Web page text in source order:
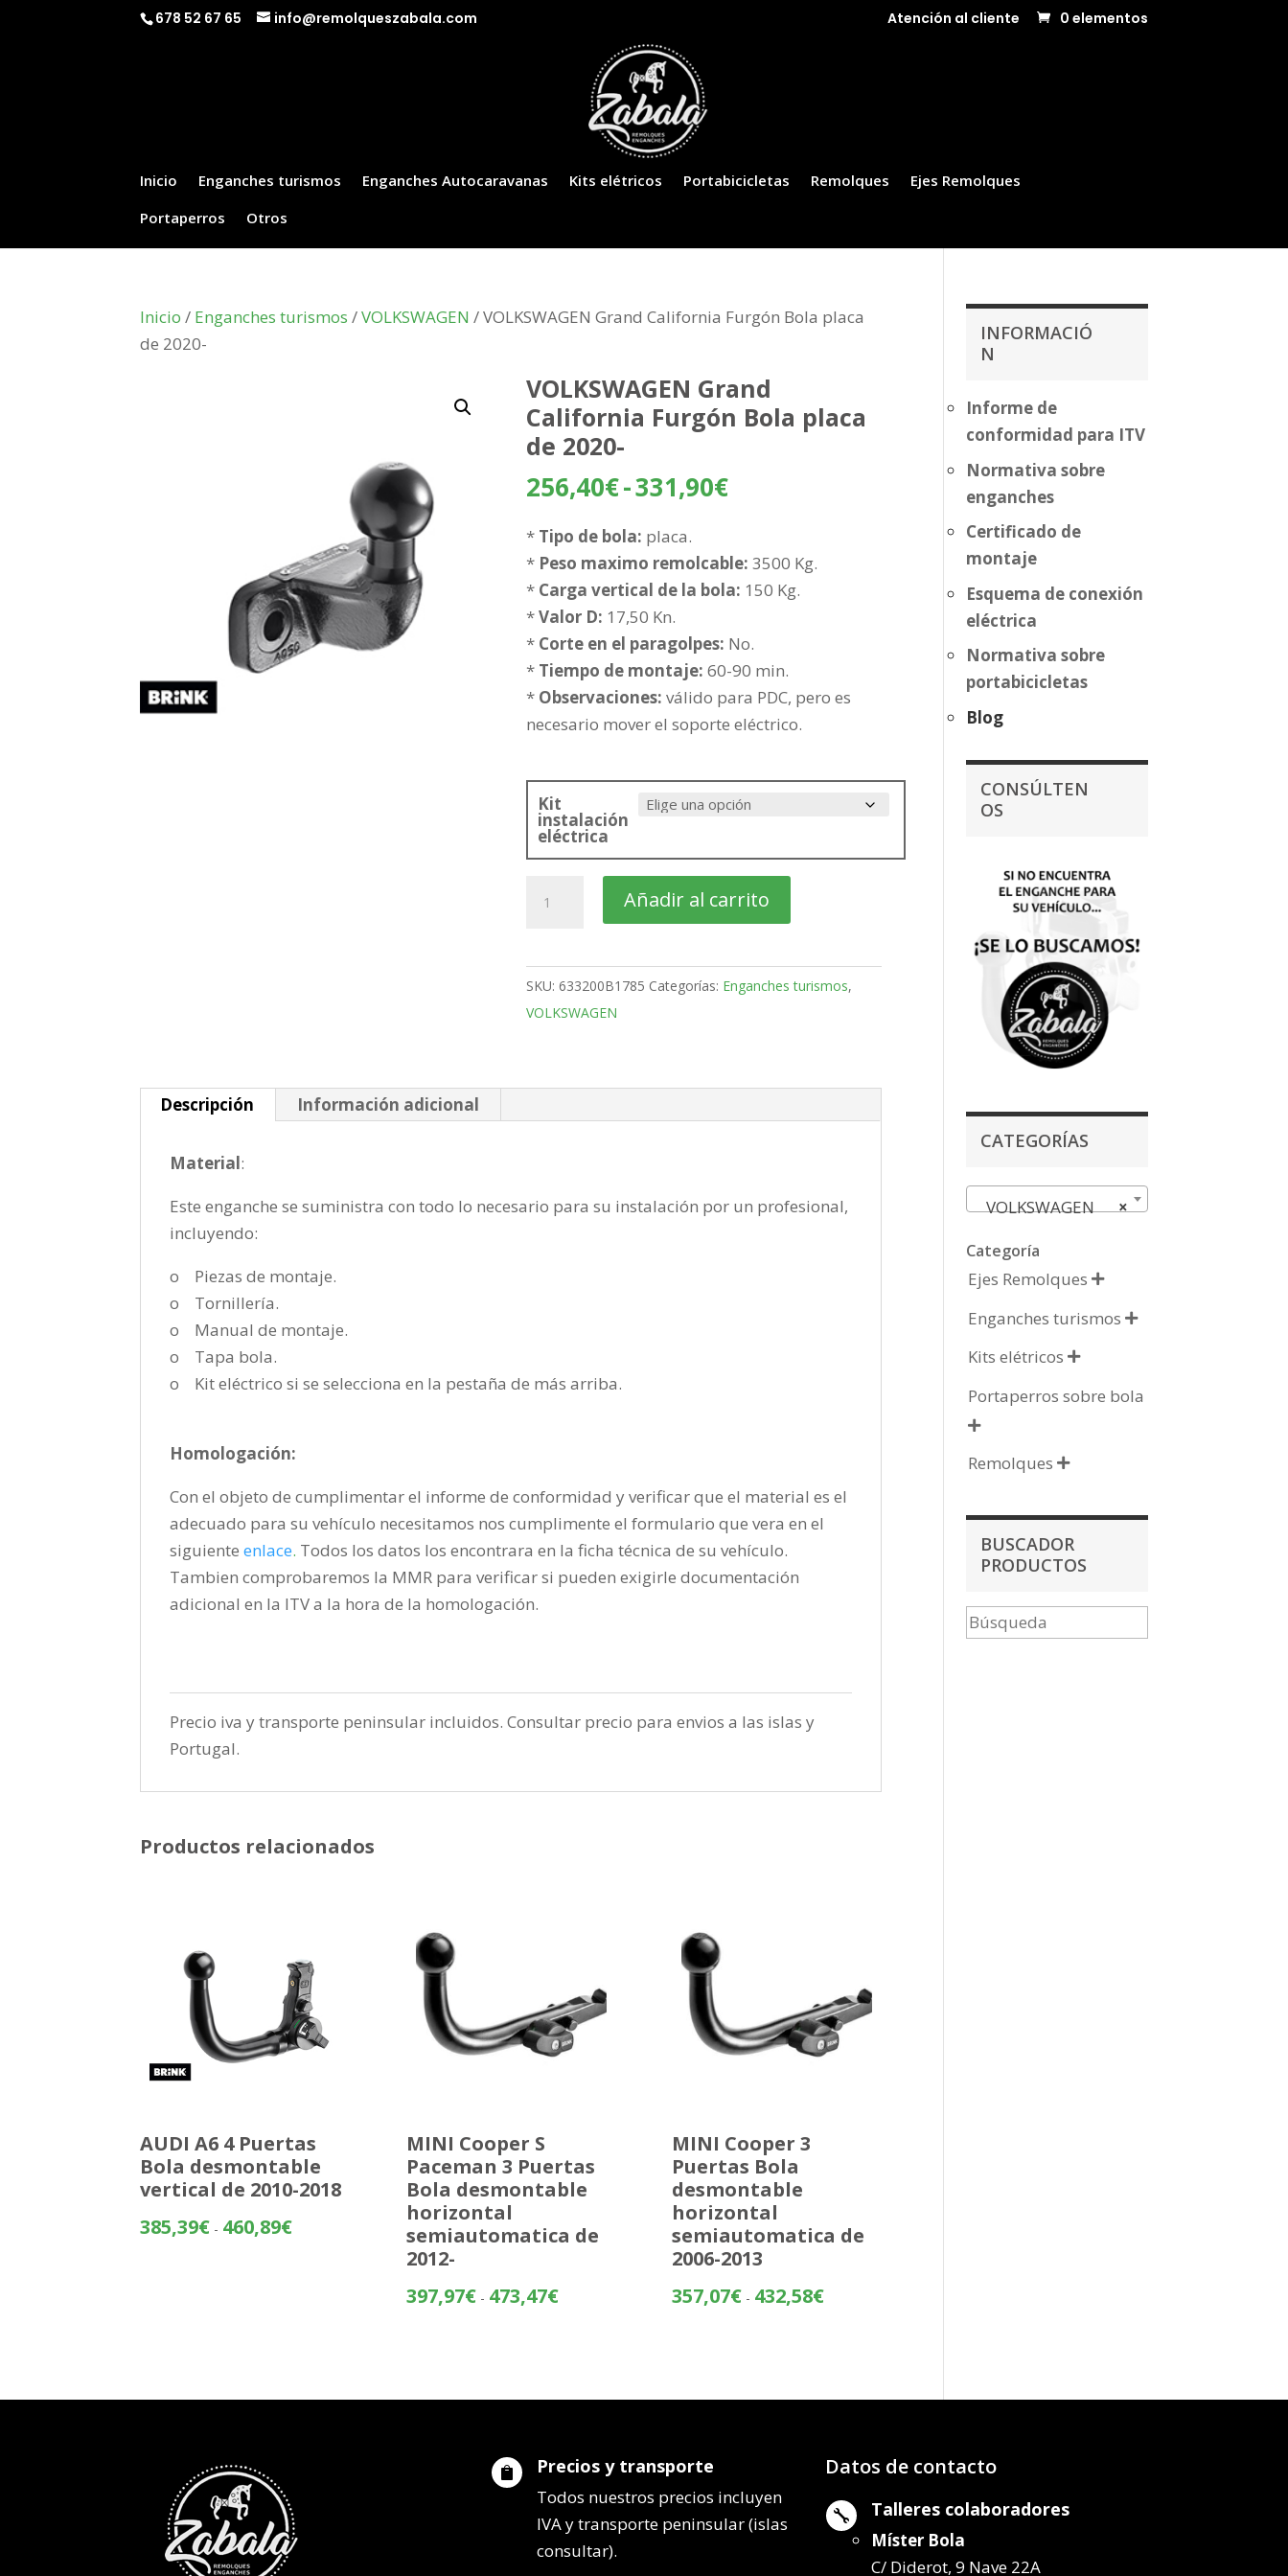
678 52 67 65 info@remolqueszabala.com Atención al cliente 0 elementos
Inicio Enganches turismos Enganches Autocaravanas Kits elétricos Portabicicletas Remolques
Ejes Remolques
Portaperros
Otros
Inicio / Enganches turismos /VOLKSWAGEN / VOLKSWAGEN Grand California Furgón Bola placa
de 2020-
VOLKSWAGEN Grand
California Furgón Bola placa
de 2020-
256,40€-331,90€Rango
desde
256,40€
331,90€
* Tipo de bola: placa.
* Peso maximo remolcable: 3500 Kg.
* Carga vertical de la bola: 150 Kg.
*Valor D: 17,50 Kn.
* Corte en el paragolpes: No.
* Tiempo de montaje: 60-90 min.
* Observaciones: válido para PDC, pero es
necesario mover el soporte eléctrico.
Kit
instalación
eléctrica
VOLKSWAGEN
Grand
Furgón
Bola
placa
Añadir al carrito
SKU: 633200B1785 Categorías: Enganches turismos,
VOLKSWAGEN
Descripción Información adicional
Material:
Este enganche se suministra con todo lo necesario para su instalación por un profesional,
incluyendo:
o Piezas de montaje.
o Tornillería.
o Manual de montaje.
o Tapa bola.
o Kit eléctrico si se selecciona en la pestaña de más arriba.
Homologación:
Con el objeto de cumplimentar el informe de conformidad y verificar que el material es el
adecuado para su vehículo necesitamos nos cumplimente el formulario que vera en el
siguienteenlace. Todos los datos los encontrara en la ficha técnica de su vehículo.
Tambien comprobaremos la MMR para verificar si pueden exigirle documentación
adicional en la ITV a la hora de la homologación.
Precio iva y transporte peninsular incluidos. Consultar precio para envios a las islas y
Portugal.
Productos relacionados
AUDI A6 4 Puertas
Bola desmontable
vertical de 2010-2018
385,39€ - 460,89€Rango
MINI Cooper S
Paceman 3 Puertas
Bola desmontable
horizontal
semiautomatica de
2012-
397,97€ - 473,47€Rango
hasta
MINI Cooper 3
Puertas Bola
desmontable
horizontal
semiautomatica de
2006-2013
357,07€ - 432,58€Rango
hasta
INFORMACIÓ
N
Informe de
conformidad para ITV
Normativa sobre
enganches
Certificado de
montaje
Esquema de conexión
eléctrica
Normativa sobre
portabicicletas
Blog
CONSÚLTEN
OS
CATEGORÍAS
×
VOLKSWAGEN
Categoría
Ejes Remolques 
Enganches turismos 
Kits elétricos 
Portaperros sobre bola

Remolques 
BUSCADOR
PRODUCTOS
 Precios y transporte
Todos nuestros precios incluyen
IVA y transporte peninsular (islas
consultar).
Datos de contacto
 Talleres colaboradores
Míster Bola
C/ Diderot, 9 Nave 22A